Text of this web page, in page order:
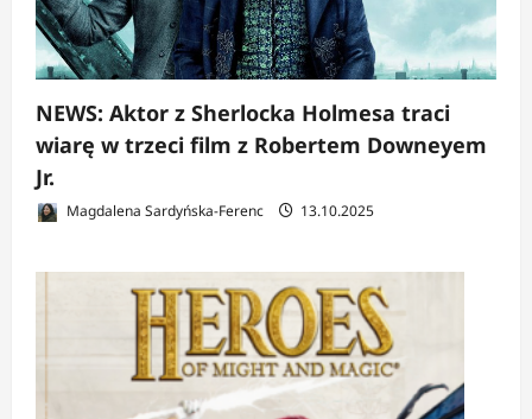
NEWS: Aktor z Sherlocka Holmesa traci
wiarę w trzeci film z Robertem Downeyem
Jr.
Magdalena Sardyńska-Ferenc 13.10.2025